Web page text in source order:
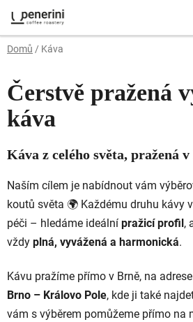
na
obsah
Domů / Káva
Čerstvě pražená
káva
Káva z celého světa, pražená v
Naším cílem je nabídnout vám
koutů světa 🌍 Každému druhu kávy
péči – hledáme ideální pražicíprofil ,
vždy plná, vyvážená a harmonická.
Kávu pražíme přímo v Brně, na adrese
Brno – Královo Pole, kde ji také
vám s výběrem pomůžeme přímo na